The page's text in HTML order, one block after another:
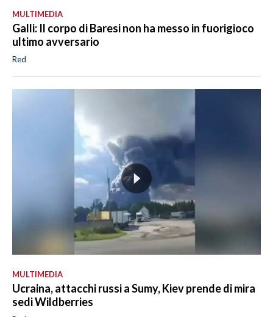
MULTIMEDIA
Galli: Il corpo di Baresi non ha messo in fuorigioco
ultimo avversario
Red
MULTIMEDIA
Ucraina, attacchi russi a Sumy, Kiev prende di mira
sedi Wildberries